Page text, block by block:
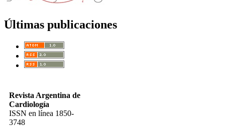
Últimas publicaciones
Revista Argentina de
Cardiología
ISSN en línea 1850-
3748